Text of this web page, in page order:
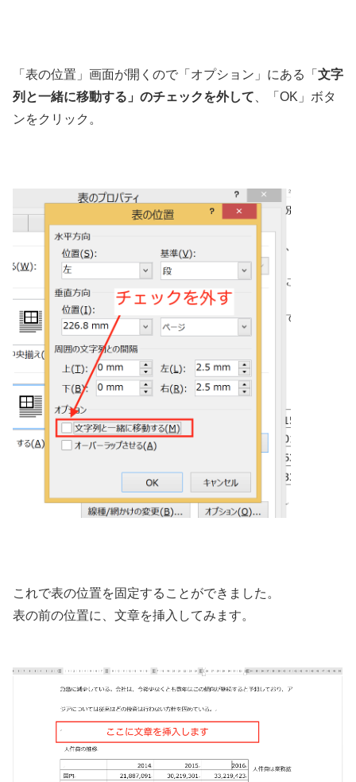
「表の位置」画面が開くので「オプション」にある「 文字
列と一緒に移動する」のチェックを外して 、「OK」ボタ
ンをクリック。
これで表の位置を固定することができました。
表の前の位置に、文章を挿入してみます。